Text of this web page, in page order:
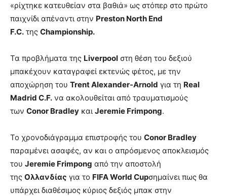
«ρίχτηκε κατευθείαν στα βαθιά» ως στόπερ στο πρώτο
παιχνίδι απέναντι στην Preston North End
F.C. της Championship.
Τα προβλήματα της Liverpool στη θέση του δεξιού
μπακέχουν καταγραφεί εκτενώς φέτος, με την
αποχώρηση του Trent Alexander-Arnold για τη Real
Madrid C.F. να ακολουθείται από τραυματισμούς
των Conor Bradley και Jeremie Frimpong.
Το χρονοδιάγραμμα επιστροφής του Conor Bradley
παραμένει ασαφές, αν και ο απρόσμενος αποκλεισμός
του Jeremie Frimpong από την αποστολή
της Ολλανδίας για το FIFA World Cupσημαίνει πως θα
υπάρχει διαθέσιμος κύριος δεξιός μπακ στην